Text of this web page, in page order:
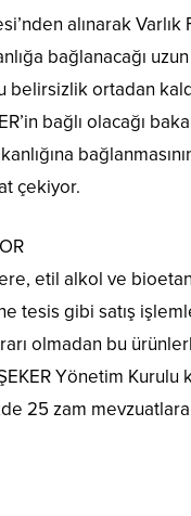
alınarak
bağlanacağı
belirsizlik ortadan
bağlı olacağı
çekiyor.
etil alkol ve
tesis gibi satış
olmadan bu
Yönetim Kurulu
25 zam mevzuatlara